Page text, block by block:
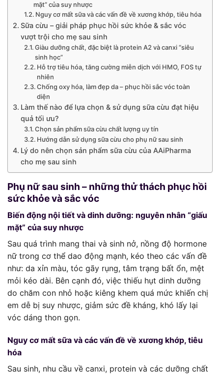
mặt” của suy nhược
Nguy cơ mất sữa và các vấn đề về xương khớp, tiêu hóa
Sữa cừu – giải pháp phục hồi sức khỏe & sắc vóc
vượt trội cho mẹ sau sinh
Giàu dưỡng chất, đặc biệt là protein A2 và canxi “siêu
sinh học”
Hỗ trợ tiêu hóa, tăng cường miễn dịch với HMO, FOS tự
nhiên
Chống oxy hóa, làm đẹp da – phục hồi sắc vóc toàn
diện
Làm thế nào để lựa chọn & sử dụng sữa cừu đạt hiệu
quả tối ưu?
Chọn sản phẩm sữa cừu chất lượng uy tín
Hướng dẫn sử dụng sữa cừu cho phụ nữ sau sinh
Lý do nên chọn sản phẩm sữa cừu của AAiPharma
cho mẹ sau sinh
Phụ nữ sau sinh – những thử thách phục hồi
sức khỏe và sắc vóc
Biến động nội tiết và dinh dưỡng: nguyên nhân “giấu
mặt” của suy nhược
Sau quá trình mang thai và sinh nở, nồng độ hormone
nữ trong cơ thể dao động mạnh, kéo theo các vấn đề
như: da xỉn màu, tóc gãy rụng, tâm trạng bất ổn, mệt
mỏi kéo dài. Bên cạnh đó, việc thiếu hụt dinh dưỡng
do chăm con nhỏ hoặc kiêng khem quá mức khiến chị
em dễ bị suy nhược, giảm sức đề kháng, khó lấy lại
vóc dáng thon gọn.
Nguy cơ mất sữa và các vấn đề về xương khớp, tiêu
hóa
Sau sinh, nhu cầu về canxi, protein và các dưỡng chất